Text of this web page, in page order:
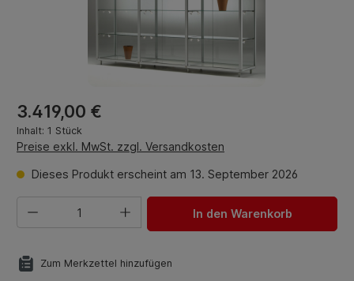
Regulärer Preis:
3.419,00 €
Inhalt: 1 Stück
Preise exkl. MwSt. zzgl. Versandkosten
Dieses Produkt erscheint am 13. September 2026
Produkt Anzahl: Gib den gewünschten Wert ein oder
In den Warenkorb
Zum Merkzettel hinzufügen